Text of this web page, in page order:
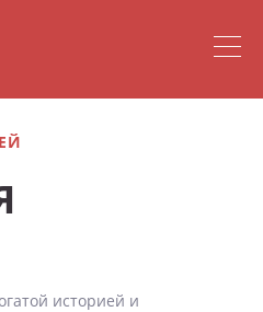
историей и